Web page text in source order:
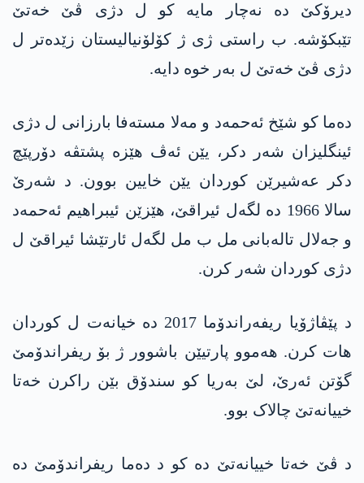
دیرۆکێ دە نەچار مایە کو ل دژی ڤێ خەتێ
تێبکۆشە. ب راستی ژی ژ کۆلۆنیالیستان زێدەتر ل
دژی ڤێ خەتێ ل بەر خوە دایە.
دەما کو شێخ ئەحمەد و مەلا مستەفا بارزانی ل دژی
ئینگلیزان شەر دکر، یێن ئەڤ ھێزە پشتڤە دۆرپێچ
دکر عەشیرێن کوردان یێن خایین بوون. د شەرێ
سالا 1966 دە لگەل ئیراقێ، ھێزێن ئیبراھیم ئەحمەد
و جەلال تالەبانی مل ب مل لگەل ئارتێشا ئیراقێ ل
دژی کوردان شەر کرن.
د پێڤاژۆیا ریفەراندۆما 2017 دە خیانەت ل کوردان
ھات کرن. ھەموو پارتیێن باشوور ژ بۆ ریفراندۆمێ
گۆتن ئەرێ، لێ بەریا کو سندۆق بێن راکرن خەتا
خییانەتێ چالاک بوو.
د ڤێ خەتا خییانەتێ دە کو د دەما ریفراندۆمێ دە